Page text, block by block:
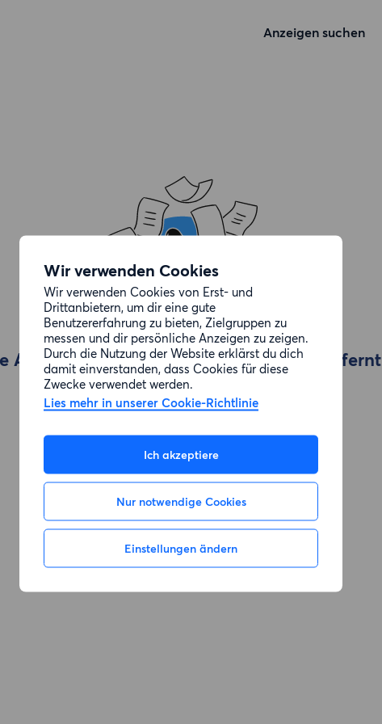
Wir verwenden Cookies
Wir verwenden Cookies von Erst- und
Drittanbietern, um dir eine gute
Benutzererfahrung zu bieten, Zielgruppen zu
messen und dir persönliche Anzeigen zu zeigen.
Durch die Nutzung der Website erklärst du dich
damit einverstanden, dass Cookies für diese
Zwecke verwendet werden.
Lies mehr in unserer Cookie-Richtlinie
Ich akzeptiere
Nur notwendige Cookies
Einstellungen ändern
Anzeigen suchen
Anzeige, die du gesucht hast, wurde entfernt